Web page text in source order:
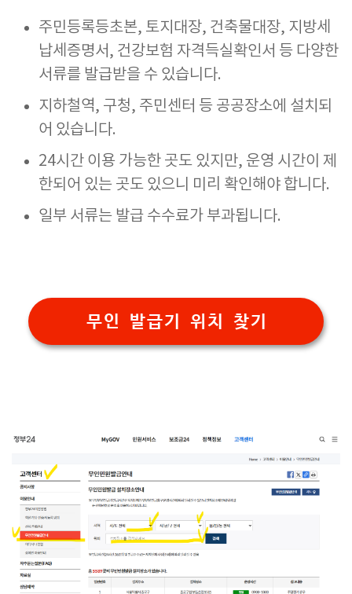
주민등록등초본, 토지대장, 건축물대장, 지방세
납세증명서, 건강보험 자격득실확인서 등 다양한
서류를 발급받을 수 있습니다.
지하철역, 구청, 주민센터 등 공공장소에 설치되
어 있습니다.
24시간 이용 가능한 곳도 있지만, 운영 시간이 제
한되어 있는 곳도 있으니 미리 확인해야 합니다.
일부 서류는 발급 수수료가 부과됩니다.
무인 발급기 위치 찾기